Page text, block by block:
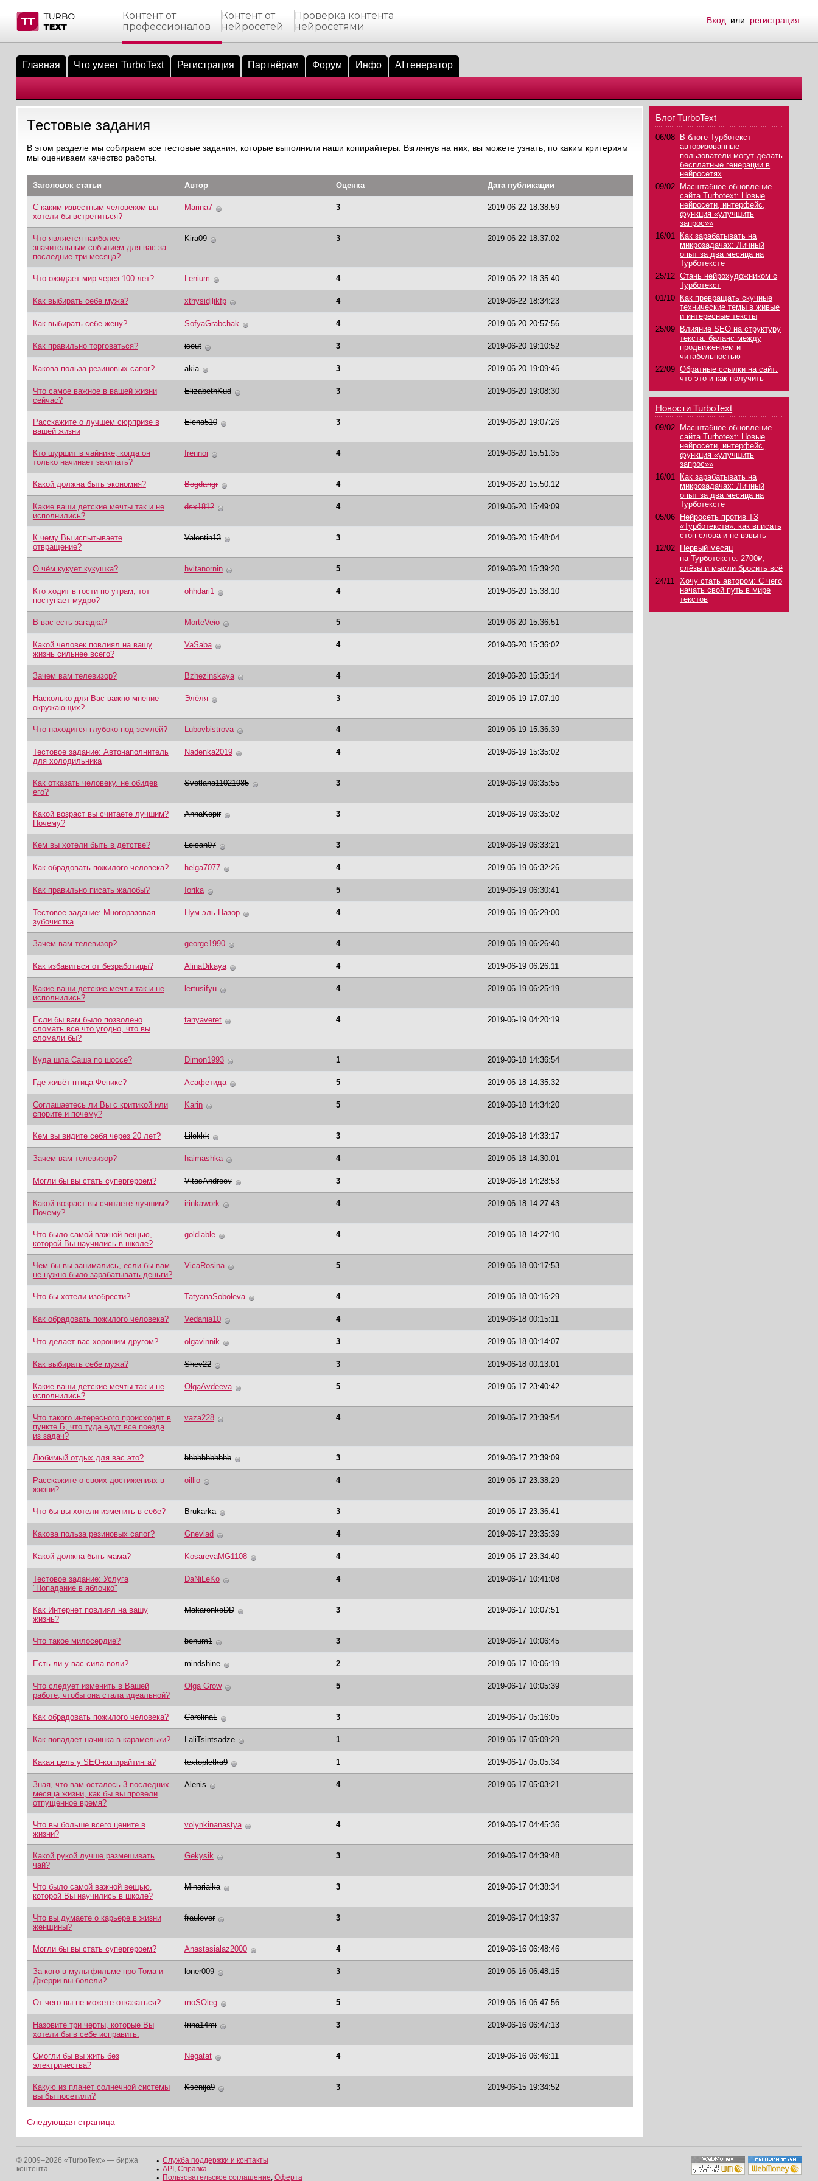
материалы
биржи
пользователи
на сайте
пользователей
сообщения
по форуму
Контент от
профессионалов
Контент от
нейросетей
Проверка контента
нейросетями
Вход или регистрация
Главная Что умеет TurboText Регистрация Партнёрам Форум Инфо AI генератор
Тестовые задания
В этом разделе мы собираем все тестовые задания, которые выполнили наши копирайтеры. Взглянув на них, вы можете узнать, по каким критериям
мы оцениваем качество работы.
Заголовок статьи Автор Оценка Дата публикации
С каким известным человеком вы
хотели бы встретиться?
Marina7 3 2019-06-22 18:38:59
Что является наиболее
значительным событием для вас за
последние три месяца?
Kira09 3 2019-06-22 18:37:02
Что ожидает мир через 100 лет? Lenium 4 2019-06-22 18:35:40
Как выбирать себе мужа? xthysidjljkfp 4 2019-06-22 18:34:23
Как выбирать себе жену? SofyaGrabchak 4 2019-06-20 20:57:56
Как правильно торговаться? isout 3 2019-06-20 19:10:52
Какова польза резиновых сапог? akia 3 2019-06-20 19:09:46
Что самое важное в вашей жизни
сейчас?
ElizabethKud 3 2019-06-20 19:08:30
Расскажите о лучшем сюрпризе в
вашей жизни
Elena510 3 2019-06-20 19:07:26
Кто шуршит в чайнике, когда он
только начинает закипать?
frennoi 4 2019-06-20 15:51:35
Какой должна быть экономия? Bogdangr 4 2019-06-20 15:50:12
Какие ваши детские мечты так и не
исполнились?
dsx1812 4 2019-06-20 15:49:09
К чему Вы испытываете
отвращение?
Valentin13 3 2019-06-20 15:48:04
О чём кукует кукушка? hvitanornin 5 2019-06-20 15:39:20
Кто ходит в гости по утрам, тот
поступает мудро?
ohhdari1 4 2019-06-20 15:38:10
В вас есть загадка? MorteVeio 5 2019-06-20 15:36:51
Какой человек повлиял на вашу
жизнь сильнее всего?
VaSaba 4 2019-06-20 15:36:02
Зачем вам телевизор? Bzhezinskaya 4 2019-06-20 15:35:14
Насколько для Вас важно мнение
окружающих?
Элёля 3 2019-06-19 17:07:10
Что находится глубоко под землёй? Lubovbistrova 4 2019-06-19 15:36:39
Тестовое задание: Автонаполнитель
для холодильника
Nadenka2019 4 2019-06-19 15:35:02
Как отказать человеку, не обидев
его?
Svetlana11021985 3 2019-06-19 06:35:55
Какой возраст вы считаете лучшим?
Почему?
AnnaKopir 3 2019-06-19 06:35:02
Кем вы хотели быть в детстве? Leisan07 3 2019-06-19 06:33:21
Как обрадовать пожилого человека? helga7077 4 2019-06-19 06:32:26
Как правильно писать жалобы? Iorika 5 2019-06-19 06:30:41
Тестовое задание: Многоразовая
зубочистка
Нум эль Назор 4 2019-06-19 06:29:00
Зачем вам телевизор? george1990 4 2019-06-19 06:26:40
Как избавиться от безработицы? AlinaDikaya 4 2019-06-19 06:26:11
Какие ваши детские мечты так и не
исполнились?
lertusifyu 4 2019-06-19 06:25:19
Если бы вам было позволено
сломать все что угодно, что вы
сломали бы?
tanyaveret 4 2019-06-19 04:20:19
Куда шла Саша по шоссе? Dimon1993 1 2019-06-18 14:36:54
Где живёт птица Феникс? Асафетида 5 2019-06-18 14:35:32
Соглашаетесь ли Вы с критикой или
спорите и почему?
Karin 5 2019-06-18 14:34:20
Кем вы видите себя через 20 лет? Lilekkk 3 2019-06-18 14:33:17
Зачем вам телевизор? haimashka 4 2019-06-18 14:30:01
Могли бы вы стать супергероем? VitasAndreev 3 2019-06-18 14:28:53
Какой возраст вы считаете лучшим?
Почему?
irinkawork 4 2019-06-18 14:27:43
Что было самой важной вещью,
которой Вы научились в школе?
goldlable 4 2019-06-18 14:27:10
Чем бы вы занимались, если бы вам
не нужно было зарабатывать деньги?
VicaRosina 5 2019-06-18 00:17:53
Что бы хотели изобрести? TatyanaSoboleva 4 2019-06-18 00:16:29
Как обрадовать пожилого человека? Vedania10 4 2019-06-18 00:15:11
Что делает вас хорошим другом? olgavinnik 3 2019-06-18 00:14:07
Как выбирать себе мужа? Shev22 3 2019-06-18 00:13:01
Какие ваши детские мечты так и не
исполнились?
OlgaAvdeeva 5 2019-06-17 23:40:42
Что такого интересного происходит в
пункте Б, что туда едут все поезда
из задач?
vaza228 4 2019-06-17 23:39:54
Любимый отдых для вас это? bhbhbhbhbhb 3 2019-06-17 23:39:09
Расскажите о своих достижениях в
жизни?
oillio 4 2019-06-17 23:38:29
Что бы вы хотели изменить в себе? Brukarka 3 2019-06-17 23:36:41
Какова польза резиновых сапог? Gnevlad 4 2019-06-17 23:35:39
Какой должна быть мама? KosarevaMG1108 4 2019-06-17 23:34:40
Тестовое задание: Услуга
"Попадание в яблочко"
DaNiLeKo 4 2019-06-17 10:41:08
Как Интернет повлиял на вашу
жизнь?
MakarenkoDD 3 2019-06-17 10:07:51
Что такое милосердие? bonum1 3 2019-06-17 10:06:45
Есть ли у вас сила воли? mindshine 2 2019-06-17 10:06:19
Что следует изменить в Вашей
работе, чтобы она стала идеальной?
Оlga Grow 5 2019-06-17 10:05:39
Как обрадовать пожилого человека? CarolinaL 3 2019-06-17 05:16:05
Как попадает начинка в карамельки? LaliTsintsadze 1 2019-06-17 05:09:29
Какая цель у SEO-копирайтинга? textopletka9 1 2019-06-17 05:05:34
Зная, что вам осталось 3 последних
месяца жизни, как бы вы провели
отпущенное время?
Alenis 4 2019-06-17 05:03:21
Что вы больше всего цените в
жизни?
volynkinanastya 4 2019-06-17 04:45:36
Какой рукой лучше размешивать
чай?
Gekysik 3 2019-06-17 04:39:48
Что было самой важной вещью,
которой Вы научились в школе?
Minarialka 3 2019-06-17 04:38:34
Что вы думаете о карьере в жизни
женщины?
fraulover 3 2019-06-17 04:19:37
Могли бы вы стать супергероем? Anastasialaz2000 4 2019-06-16 06:48:46
За кого в мультфильме про Тома и
Джерри вы болели?
loner009 3 2019-06-16 06:48:15
От чего вы не можете отказаться? moSOleg 5 2019-06-16 06:47:56
Назовите три черты, которые Вы
хотели бы в себе исправить.
Irina14mi 3 2019-06-16 06:47:13
Смогли бы вы жить без
электричества?
Negatat 4 2019-06-16 06:46:11
Какую из планет солнечной системы
вы бы посетили?
Ksenija9 3 2019-06-15 19:34:52
Следующая страница
Блог TurboText
06/08
В блоге Турботекст
авторизованные
пользователи могут делать
бесплатные генерации в
нейросетях
09/02
Масштабное обновление
сайта Turbotext: Новые
нейросети, интерфейс,
функция «улучшить
запрос»»
16/01
Как зарабатывать на
микрозадачах: Личный
опыт за два месяца на
Турботексте
25/12 Стань нейрохудожником с
Турботекст
01/10
Как превращать скучные
технические темы в живые
и интересные тексты
25/09
Влияние SEO на структуру
текста: баланс между
продвижением и
читабельностью
22/09 Обратные ссылки на сайт:
что это и как получить
Новости TurboText
09/02
Масштабное обновление
сайта Turbotext: Новые
нейросети, интерфейс,
функция «улучшить
запрос»»
16/01
Как зарабатывать на
микрозадачах: Личный
опыт за два месяца на
Турботексте
05/06
Нейросеть против ТЗ
«Турботекста»: как вписать
стоп-слова и не взвыть
12/02
Первый месяц
на Турботексте: 2700₽,
слёзы и мысли бросить всё
24/11
Хочу стать автором: С чего
начать свой путь в мире
текстов
© 2009–2026 «TurboText» — биржа
контента
Служба поддержки и контакты
API , Справка
Пользовательское соглашение, Оферта